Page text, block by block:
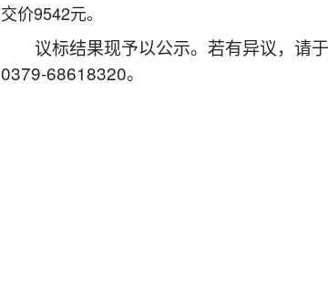
交价9542元。
议标结果现予以公示。若有异议，请于
0379-68618320。